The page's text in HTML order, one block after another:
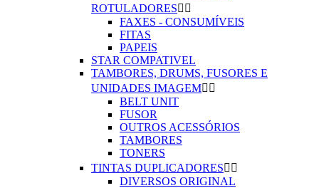
ROTULADORES 
FAXES - CONSUMÍVEIS
FITAS
PAPEIS
STAR COMPATIVEL
TAMBORES, DRUMS, FUSORES E
UNIDADES IMAGEM 
BELT UNIT
FUSOR
OUTROS ACESSÓRIOS
TAMBORES
TONERS
TINTAS DUPLICADORES 
DIVERSOS ORIGINAL